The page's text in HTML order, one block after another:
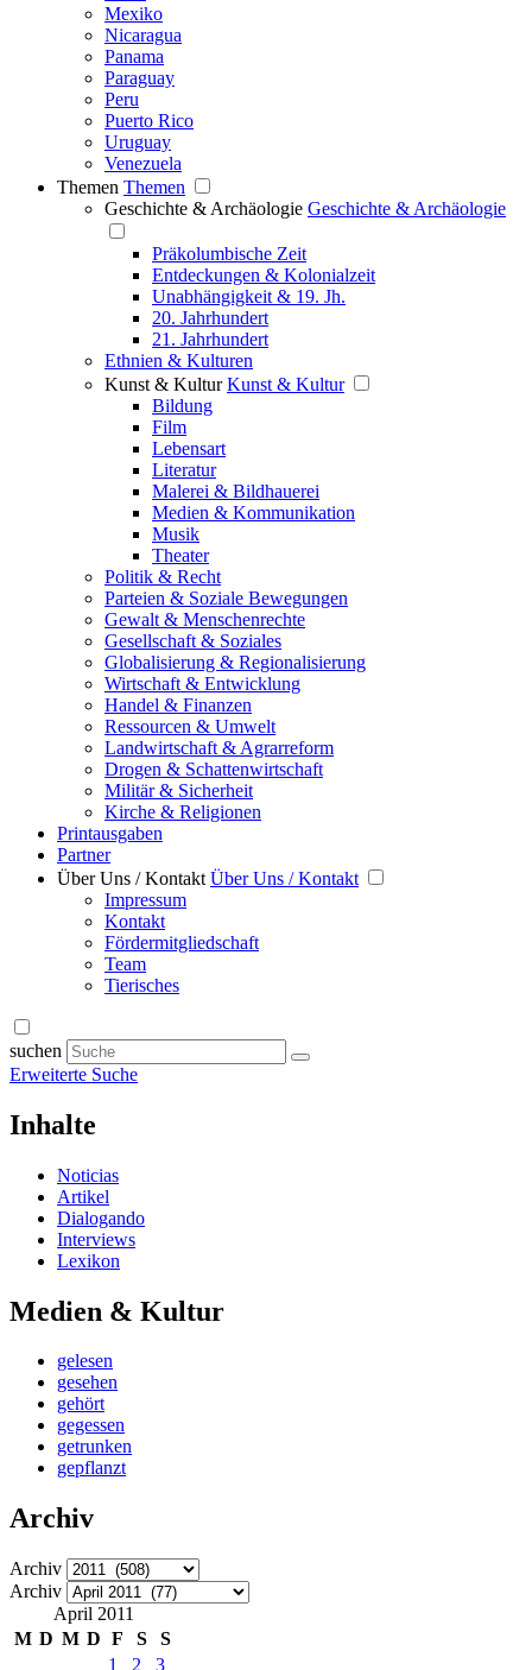
Mexiko
Nicaragua
Panama
Paraguay
Peru
Puerto Rico
Uruguay
Venezuela
Themen Themen
Geschichte & Archäologie Geschichte & Archäologie
Präkolumbische Zeit
Entdeckungen & Kolonialzeit
Unabhängigkeit & 19. Jh.
20. Jahrhundert
21. Jahrhundert
Ethnien & Kulturen
Kunst & Kultur Kunst & Kultur
Bildung
Film
Lebensart
Literatur
Malerei & Bildhauerei
Medien & Kommunikation
Musik
Theater
Politik & Recht
Parteien & Soziale Bewegungen
Gewalt & Menschenrechte
Gesellschaft & Soziales
Globalisierung & Regionalisierung
Wirtschaft & Entwicklung
Handel & Finanzen
Ressourcen & Umwelt
Landwirtschaft & Agrarreform
Drogen & Schattenwirtschaft
Militär & Sicherheit
Kirche & Religionen
Printausgaben
Partner
Über Uns / Kontakt Über Uns / Kontakt
Impressum
Kontakt
Fördermitgliedschaft
Team
Tierisches
suchen
Erweiterte Suche
Inhalte
Noticias
Artikel
Dialogando
Interviews
Lexikon
Medien & Kultur
gelesen
gesehen
gehört
gegessen
getrunken
gepflanzt
Archiv
Archiv
Archiv
April 2011
M D M D F S
S
1
2 3